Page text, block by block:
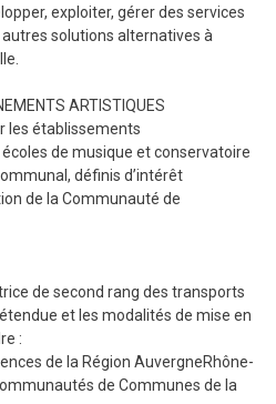
exploiter, gérer des services
solutions alternatives à
ARTISTIQUES
les établissements
de musique et conservatoire
définis d’intérêt
de la Communauté de
de second rang des transports
et les modalités de mise en
:
de la Région AuvergneRhône-
de Communes de la